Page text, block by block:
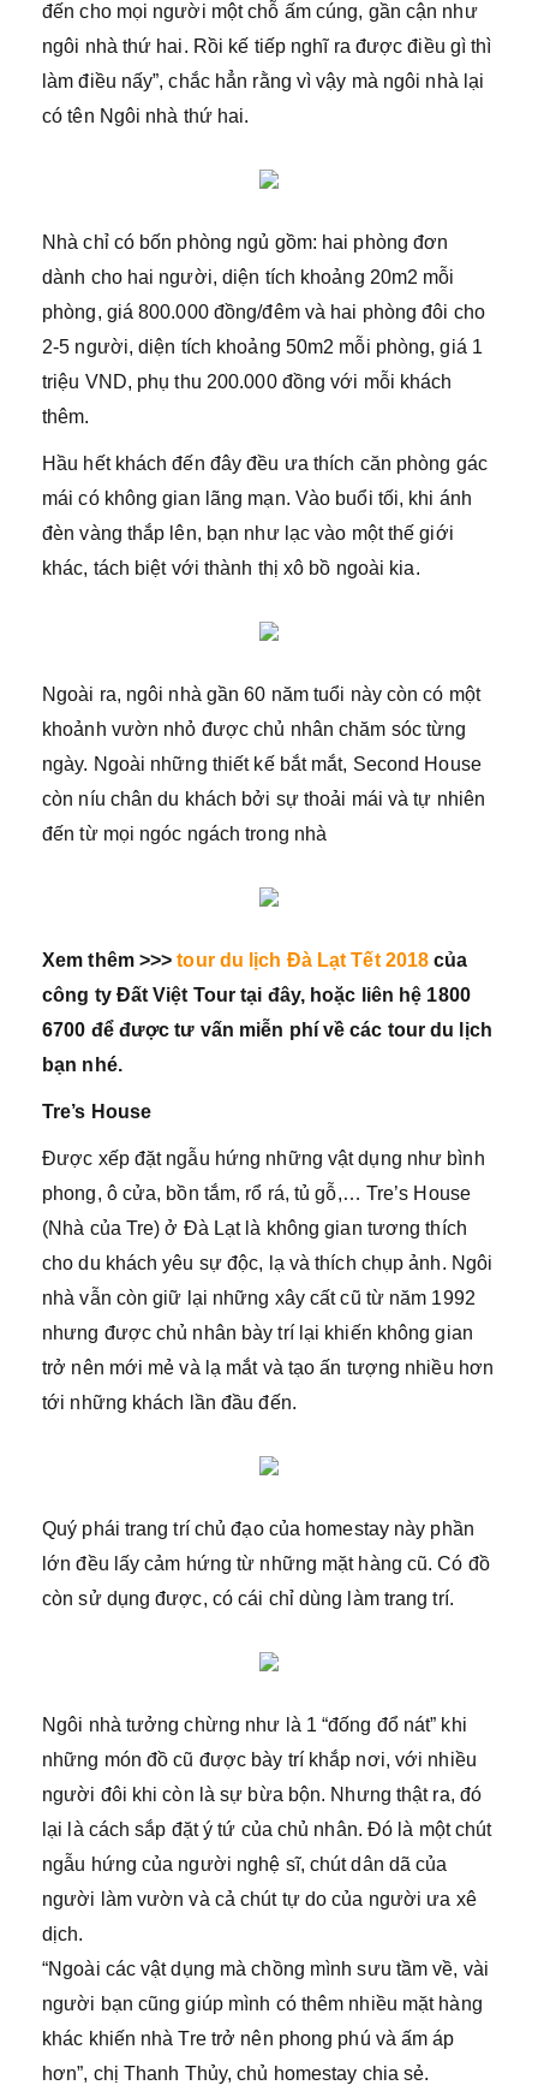
đến cho mọi người một chỗ ấm cúng, gần cận như
ngôi nhà thứ hai. Rồi kế tiếp nghĩ ra được điều gì thì
làm điều nấy”, chắc hẳn rằng vì vậy mà ngôi nhà lại
có tên Ngôi nhà thứ hai.
Nhà chỉ có bốn phòng ngủ gồm: hai phòng đơn
dành cho hai người, diện tích khoảng 20m2 mỗi
phòng, giá 800.000 đồng/đêm và hai phòng đôi cho
2-5 người, diện tích khoảng 50m2 mỗi phòng, giá 1
triệu VND, phụ thu 200.000 đồng với mỗi khách
thêm.
Hầu hết khách đến đây đều ưa thích căn phòng gác
mái có không gian lãng mạn. Vào buổi tối, khi ánh
đèn vàng thắp lên, bạn như lạc vào một thế giới
khác, tách biệt với thành thị xô bồ ngoài kia.
Ngoài ra, ngôi nhà gần 60 năm tuổi này còn có một
khoảnh vườn nhỏ được chủ nhân chăm sóc từng
ngày. Ngoài những thiết kế bắt mắt, Second House
còn níu chân du khách bởi sự thoải mái và tự nhiên
đến từ mọi ngóc ngách trong nhà
Xem thêm >>>tour du lịch Đà Lạt Tết 2018 của
công ty Đất Việt Tour tại đây, hoặc liên hệ 1800
6700 để được tư vấn miễn phí về các tour du lịch
bạn nhé.
Tre’s House
Được xếp đặt ngẫu hứng những vật dụng như bình
phong, ô cửa, bồn tắm, rổ rá, tủ gỗ,… Tre’s House
(Nhà của Tre) ở Đà Lạt là không gian tương thích
cho du khách yêu sự độc, lạ và thích chụp ảnh. Ngôi
nhà vẫn còn giữ lại những xây cất cũ từ năm 1992
nhưng được chủ nhân bày trí lại khiến không gian
trở nên mới mẻ và lạ mắt và tạo ấn tượng nhiều hơn
tới những khách lần đầu đến.
Quý phái trang trí chủ đạo của homestay này phần
lớn đều lấy cảm hứng từ những mặt hàng cũ. Có đồ
còn sử dụng được, có cái chỉ dùng làm trang trí.
Ngôi nhà tưởng chừng như là 1 “đống đổ nát” khi
những món đồ cũ được bày trí khắp nơi, với nhiều
người đôi khi còn là sự bừa bộn. Nhưng thật ra, đó
lại là cách sắp đặt ý tứ của chủ nhân. Đó là một chút
ngẫu hứng của người nghệ sĩ, chút dân dã của
người làm vườn và cả chút tự do của người ưa xê
dịch.
“Ngoài các vật dụng mà chồng mình sưu tầm về, vài
người bạn cũng giúp mình có thêm nhiều mặt hàng
khác khiến nhà Tre trở nên phong phú và ấm áp
hơn”, chị Thanh Thủy, chủ homestay chia sẻ.